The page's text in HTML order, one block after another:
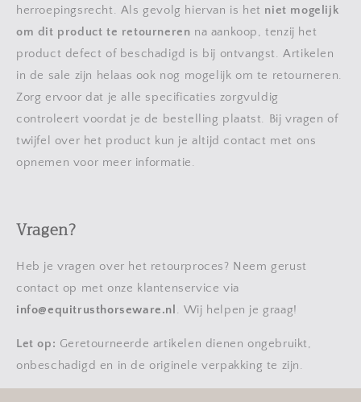
herroepingsrecht. Als gevolg hiervan is het niet mogelijk
om dit product te retourneren na aankoop, tenzij het
product defect of beschadigd is bij ontvangst. Artikelen
in de sale zijn helaas ook nog mogelijk om te retourneren.
Zorg ervoor dat je alle specificaties zorgvuldig
controleert voordat je de bestelling plaatst. Bij vragen of
twijfel over het product kun je altijd contact met ons
opnemen voor meer informatie.
Vragen?
Heb je vragen over het retourproces? Neem gerust
contact op met onze klantenservice via
info@equitrusthorseware.nl . Wij helpen je graag!
Let op: Geretourneerde artikelen dienen ongebruikt,
onbeschadigd en in de originele verpakking te zijn.